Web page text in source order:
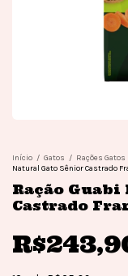
Início / Gatos / Rações Gatos
Natural Gato Sênior Castrado
Ração
Castrado